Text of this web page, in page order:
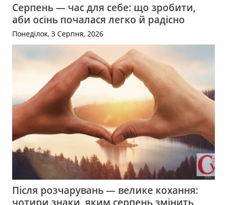
Серпень — час для себе: що зробити,
аби осінь почалася легко й радісно
Понеділок, 3 Серпня, 2026
Після розчарувань — велике кохання: